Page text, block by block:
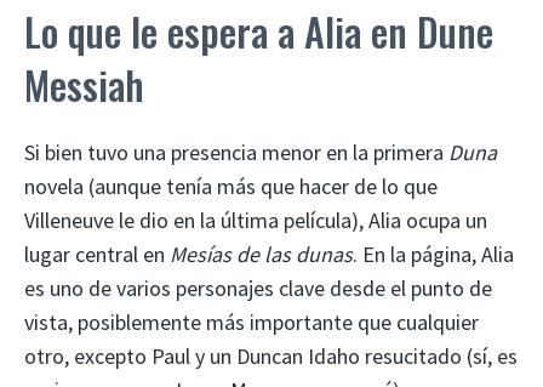
Lo que le espera a Alia en Dune
Messiah
Si bien tuvo una presencia menor en la primera Duna
novela (aunque tenía más que hacer de lo que
Villeneuve le dio en la última película), Alia ocupa un
lugar central en Mesías de las dunas. En la página, Alia
es uno de varios personajes clave desde el punto de
vista, posiblemente más importante que cualquier
otro, excepto Paul y un Duncan Idaho resucitado (sí, es